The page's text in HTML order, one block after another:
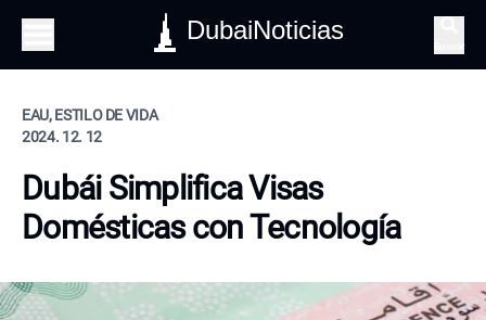
DubaiNoticias
EAU, ESTILO DE VIDA
2024. 12. 12
Dubái Simplifica Visas
Domésticas con Tecnología